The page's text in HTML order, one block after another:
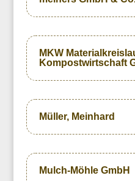
MKW
Kompostwirtschaft
Müller, Meinhard
Mulch-Möhle GmbH